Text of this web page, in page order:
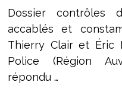
Dossier contrôles
accablés et
Thierry Clair et Éric
Police (Région
répondu …